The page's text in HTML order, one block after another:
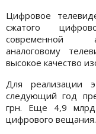
Цифровое
сжатого
современной
аналоговому
высокое качество
Для реализации
следующий год
грн. Еще 4,9
цифрового вещания.